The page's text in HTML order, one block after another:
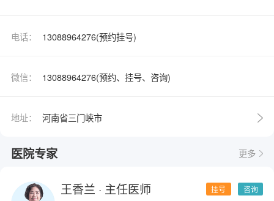
电话： 13088964276(预约挂号)
微信： 13088964276(预约、挂号、咨询)
地址： 河南省三门峡市
医院专家 更多
咨询
挂号
王香兰 · 主任医师